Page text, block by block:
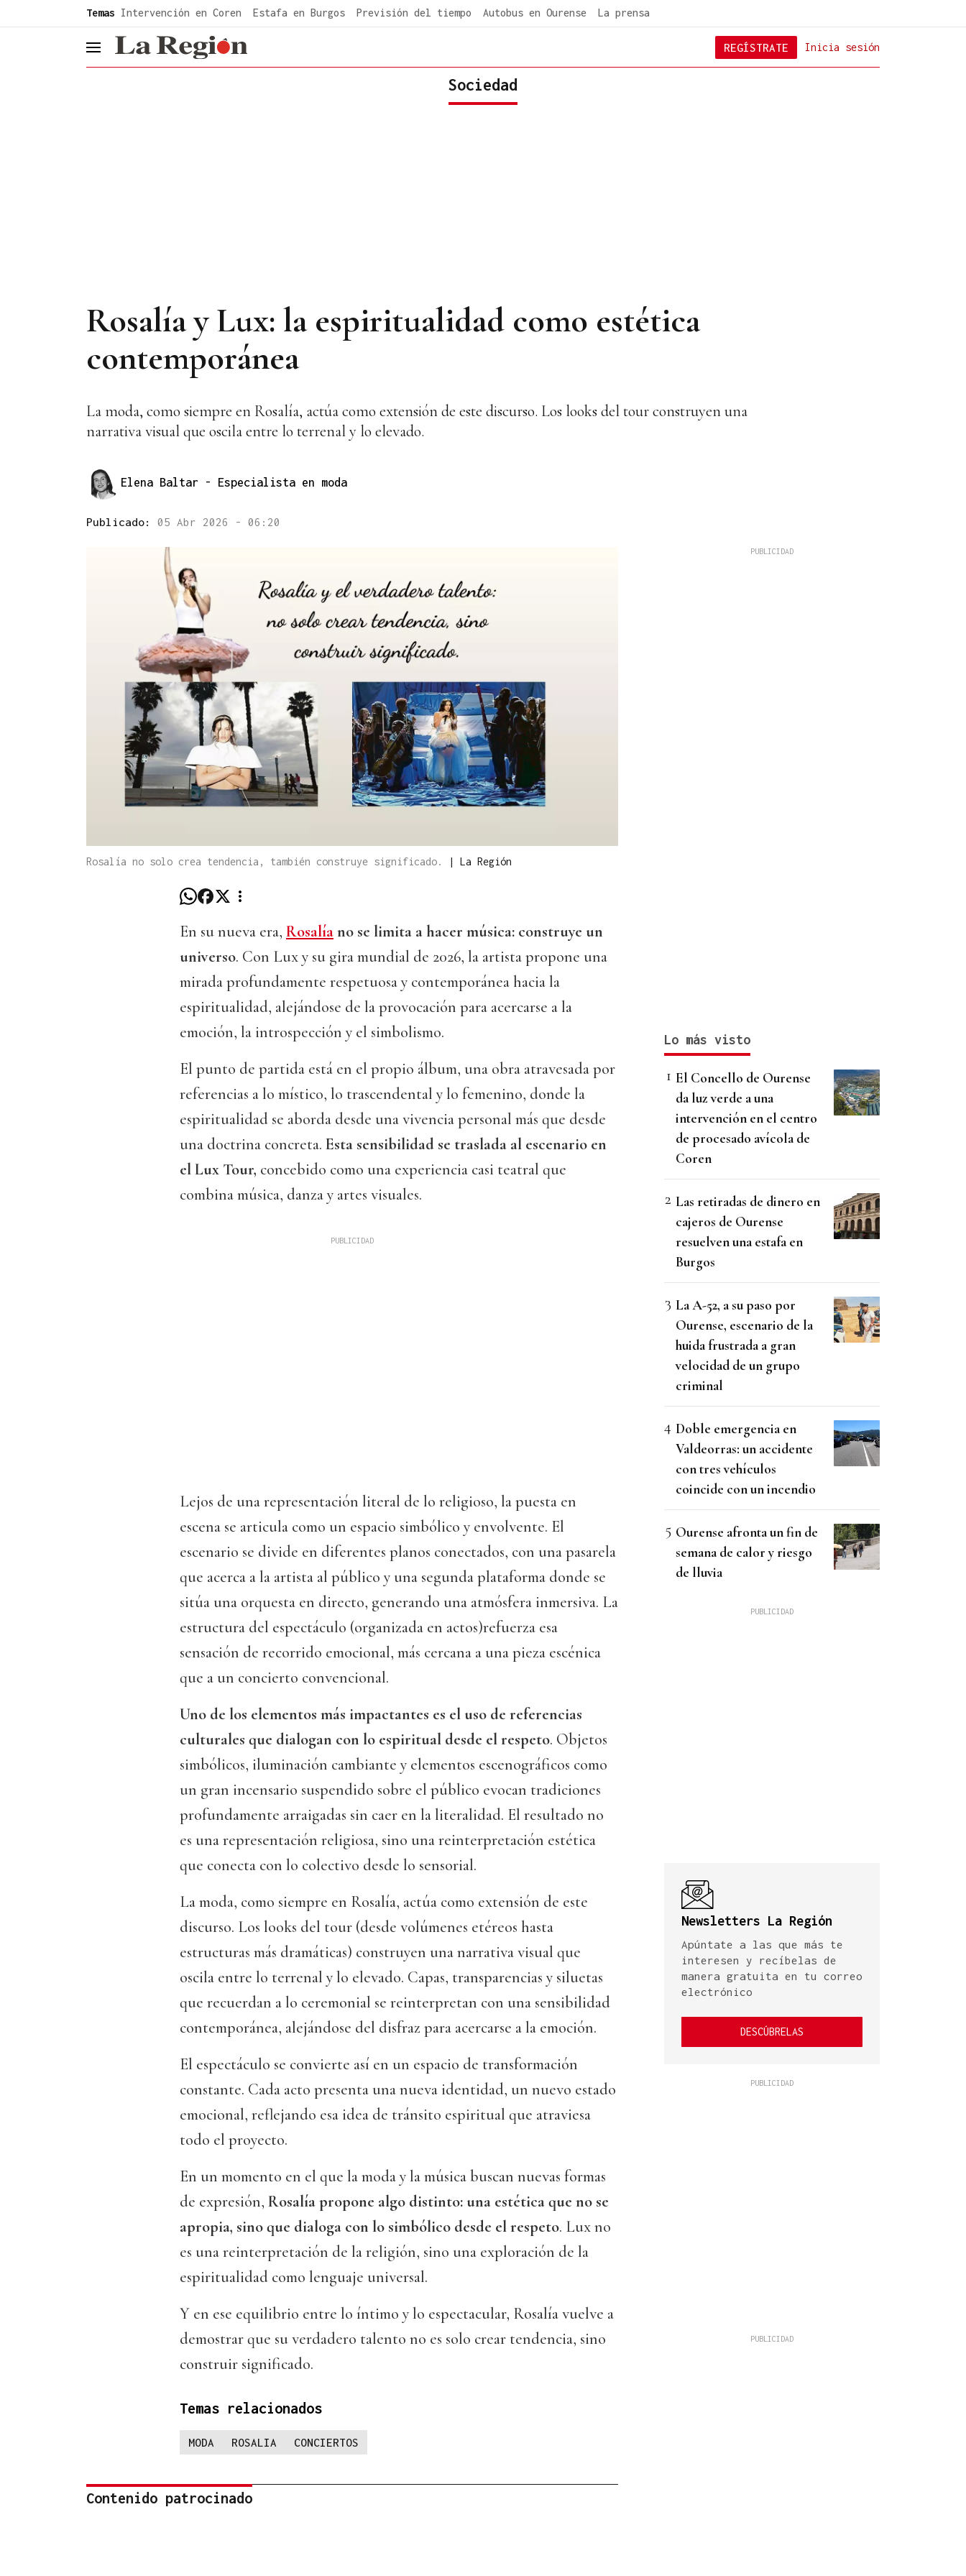
Temas Intervención en Coren Estafa en Burgos Previsión del tiempo Autobus en Ourense La prensa
header.menu.open Inicia sesión
REGÍSTRATE
Sociedad
Rosalía y Lux: la espiritualidad como estética
contemporánea
La moda, como siempre en Rosalía, actúa como extensión de este discurso. Los looks del tour construyen una
narrativa visual que oscila entre lo terrenal y lo elevado.
Elena Baltar - Especialista en moda
Publicado: 05 Abr 2026 - 06:20
Rosalía no solo crea tendencia, también construye significado. | La Región
En su nueva era, Rosalíano se limita a hacer música: construye un
universo. Con Lux y su gira mundial de 2026, la artista propone una
mirada profundamente respetuosa y contemporánea hacia la
espiritualidad, alejándose de la provocación para acercarse a la
emoción, la introspección y el simbolismo.
El punto de partida está en el propio álbum, una obra atravesada por
referencias a lo místico, lo trascendental y lo femenino, donde la
espiritualidad se aborda desde una vivencia personal más que desde
una doctrina concreta. Esta sensibilidad se traslada al escenario en
el Lux Tour, concebido como una experiencia casi teatral que
combina música, danza y artes visuales.
Lejos de una representación literal de lo religioso, la puesta en
escena se articula como un espacio simbólico y envolvente. El
escenario se divide en diferentes planos conectados, con una pasarela
que acerca a la artista al público y una segunda plataforma donde se
sitúa una orquesta en directo, generando una atmósfera inmersiva. La
estructura del espectáculo (organizada en actos)refuerza esa
sensación de recorrido emocional, más cercana a una pieza escénica
que a un concierto convencional.
Uno de los elementos más impactantes es el uso de referencias
culturales que dialogan con lo espiritual desde el respeto. Objetos
simbólicos, iluminación cambiante y elementos escenográficos como
un gran incensario suspendido sobre el público evocan tradiciones
profundamente arraigadas sin caer en la literalidad. El resultado no
es una representación religiosa, sino una reinterpretación estética
que conecta con lo colectivo desde lo sensorial.
La moda, como siempre en Rosalía, actúa como extensión de este
discurso. Los looks del tour (desde volúmenes etéreos hasta
estructuras más dramáticas) construyen una narrativa visual que
oscila entre lo terrenal y lo elevado. Capas, transparencias y siluetas
que recuerdan a lo ceremonial se reinterpretan con una sensibilidad
contemporánea, alejándose del disfraz para acercarse a la emoción.
El espectáculo se convierte así en un espacio de transformación
constante. Cada acto presenta una nueva identidad, un nuevo estado
emocional, reflejando esa idea de tránsito espiritual que atraviesa
todo el proyecto.
En un momento en el que la moda y la música buscan nuevas formas
de expresión, Rosalía propone algo distinto: una estética que no se
apropia, sino que dialoga con lo simbólico desde el respeto. Lux no
es una reinterpretación de la religión, sino una exploración de la
espiritualidad como lenguaje universal.
Y en ese equilibrio entre lo íntimo y lo espectacular, Rosalía vuelve a
demostrar que su verdadero talento no es solo crear tendencia, sino
construir significado.
Temas relacionados
MODA ROSALIA CONCIERTOS
Contenido patrocinado
Lo más visto
El Concello de Ourense
da luz verde a una
intervención en el centro
de procesado avícola de
Coren
Las retiradas de dinero en
cajeros de Ourense
resuelven una estafa en
Burgos
La A-52, a su paso por
Ourense, escenario de la
huida frustrada a gran
velocidad de un grupo
criminal
Doble emergencia en
Valdeorras: un accidente
con tres vehículos
coincide con un incendio
Ourense afronta un fin de
semana de calor y riesgo
de lluvia
Newsletters La Región
Apúntate a las que más te
interesen y recíbelas de
manera gratuita en tu correo
electrónico
DESCÚBRELAS